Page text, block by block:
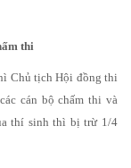
thi
Chủ tịch Hội đồng thi
cán bộ chấm thi và
thí sinh thì bị trừ 1/4